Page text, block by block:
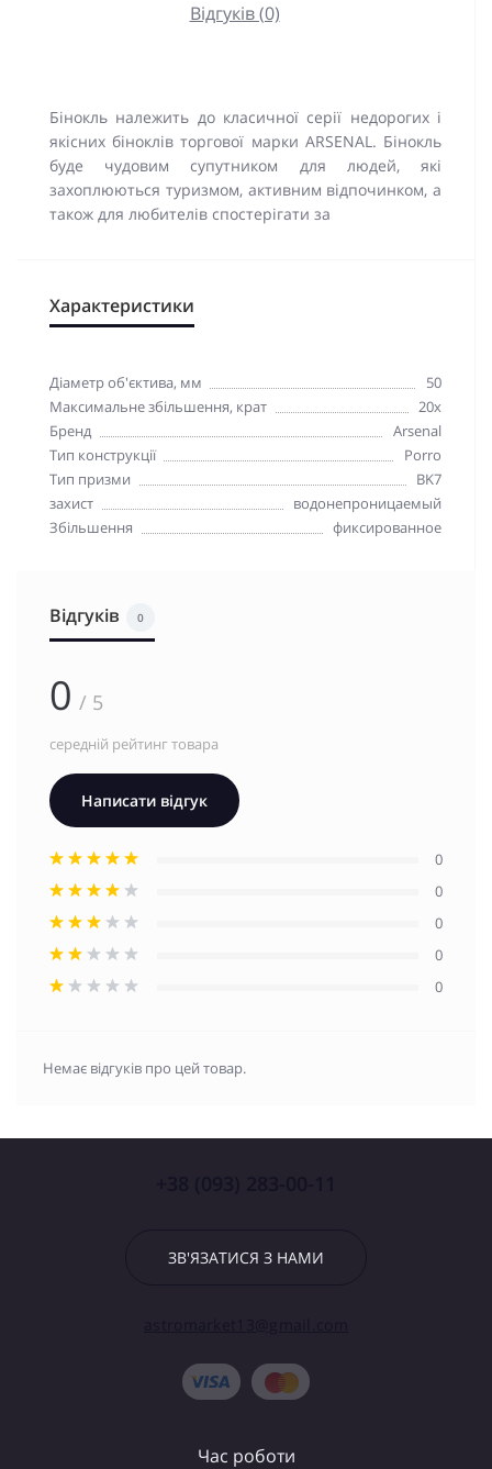
Відгуків (0)
Бінокль належить до класичної серії недорогих і
якісних біноклів торгової марки ARSENAL. Бінокль
буде чудовим супутником для людей, які
захоплюються туризмом, активним відпочинком, а
також для любителів спостерігати за
Характеристики
Діаметр об'єктива, мм
50
Максимальне збільшення, крат
20x
Бренд
Arsenal
Тип конструкції
Porro
Тип призми
BK7
захист
водонепроницаемый
Збільшення
фиксированное
Відгуків 0
0 / 5
середній рейтинг товара
Написати відгук
0
0
0
0
0
Немає відгуків про цей товар.
ЗВ'ЯЗАТИСЯ З НАМИ
Час роботи